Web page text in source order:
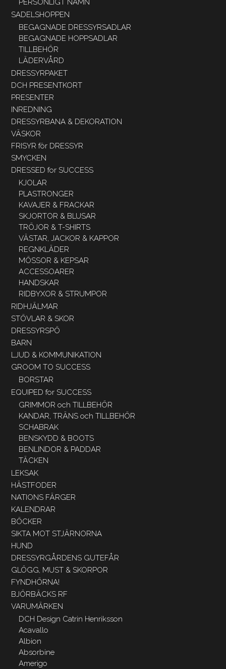
PERSONLIGT NAMN
SADELSHOPPEN
BEGAGNADE DRESSYRSADLAR
BEGAGNADE HOPPSADLAR
TILLBEHÖR
LÄDERVÅRD
DRESSYRPAKET
DCH PRESENTKORT
PRESENTER
INREDNING
DRESSYRBANA & DEKORATION
VÄSKOR
FRISYR för DRESSYR
SMYCKEN
DRESSED for SUCCESS
KJOLAR
PLASTRONGER
KAVAJER & FRACKAR
SKJORTOR & BLUSAR
TRÖJOR & T-SHIRTS
VÄSTAR, JACKOR & KAPPOR
REGNKLÄDER
MÖSSOR & KEPSAR
ACCESSOARER
HANDSKAR
RIDBYXOR & STRUMPOR
RIDHJÄLMAR
STÖVLAR & SKOR
DRESSYRSPÖ
BARN
LJUD & KOMMUNIKATION
GROOM TO SUCCESS
BORSTAR
EQUIPED for SUCCESS
GRIMMOR och TILLBEHÖR
KANDAR, TRÄNS och TILLBEHÖR
SCHABRAK
BENSKYDD & BOOTS
BENLINDOR & PADDAR
TÄCKEN
LEKSAK
HÄSTFODER
NATIONS FÄRGER
KALENDRAR
BÖCKER
SIKTA MOT STJÄRNORNA
HUND
DRESSYRGÅRDENS GUTEFÅR
GLÖGG, MUST & SKORPOR
FYNDHÖRNA!
BJÖRBÄCKS RF
VARUMÄRKEN
DCH Design Catrin Henriksson
Acavallo
Albion
Absorbine
Amerigo